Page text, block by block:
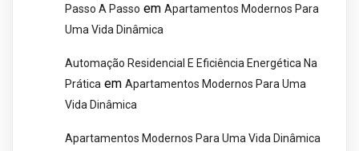
Passo A Passo em Apartamentos Modernos Para
Uma Vida Dinâmica
Automação Residencial E Eficiência Energética Na
Prática em Apartamentos Modernos Para Uma
Vida Dinâmica
Apartamentos Modernos Para Uma Vida Dinâmica